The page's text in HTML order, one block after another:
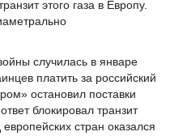
этого газа в Европу.
случилась в январе
платить за российский
остановил поставки
блокировал транзит
стран оказался